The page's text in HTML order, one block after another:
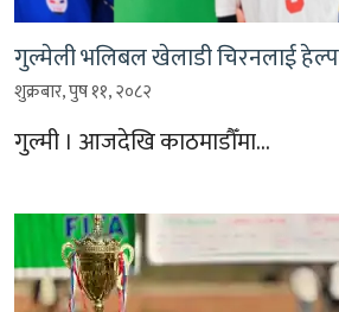
गुल्मेली भलिबल खेलाडी चिरनलाई
शुक्रबार, पुष ११, २०८२
गुल्मी । आजदेखि काठमाडौँमा…